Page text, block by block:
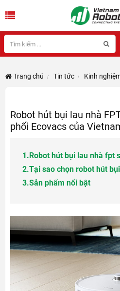
Trang chủ Tin tức Kinh
Robot hút bụi lau nhà
phối Ecovacs của
1.Robot hút bụi lau nhà fpt
2.Tại sao chọn robot hút
3.Sản phẩm nổi bật